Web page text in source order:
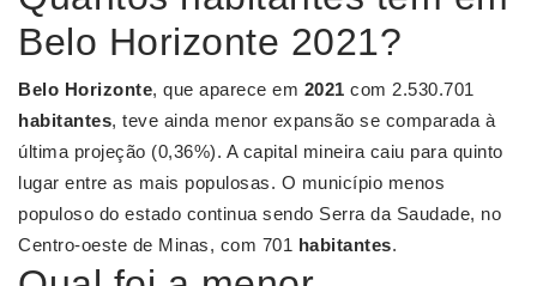
Belo Horizonte 2021?
Belo Horizonte, que aparece em 2021 com 2.530.701
habitantes, teve ainda menor expansão se comparada à
última projeção (0,36%). A capital mineira caiu para quinto
lugar entre as mais populosas. O município menos
populoso do estado continua sendo Serra da Saudade, no
Centro-oeste de Minas, com 701 habitantes.